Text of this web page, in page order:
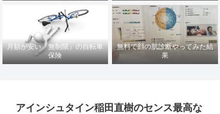
月額が安い『無制限』の自転車
保険
無料で顔の肌診断やってみた結
果
アインシュタイン稲田直樹のセンス最高な